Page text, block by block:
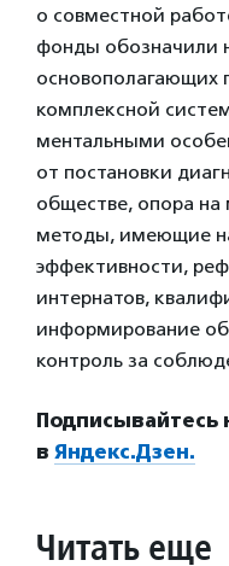
о совместной
фонды обозначили
основополагающих
комплексной
ментальными
от постановки
обществе, опора
методы, имеющие
эффективности,
интернатов,
информирование
контроль за
Подписывайтесь
в Яндекс.Дзен.
Читать еще